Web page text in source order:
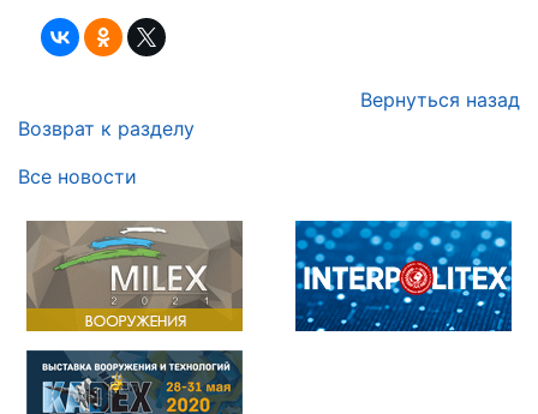
Вернуться назад
Возврат к разделу
Все новости